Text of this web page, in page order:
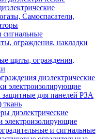
Самоспасатели,
ограждения, накладки
щиты, ограждения,
диэлектрические
электроизолирующие
для панелей РЗА
диэлектрические
электроизолирующие
и сигнальные